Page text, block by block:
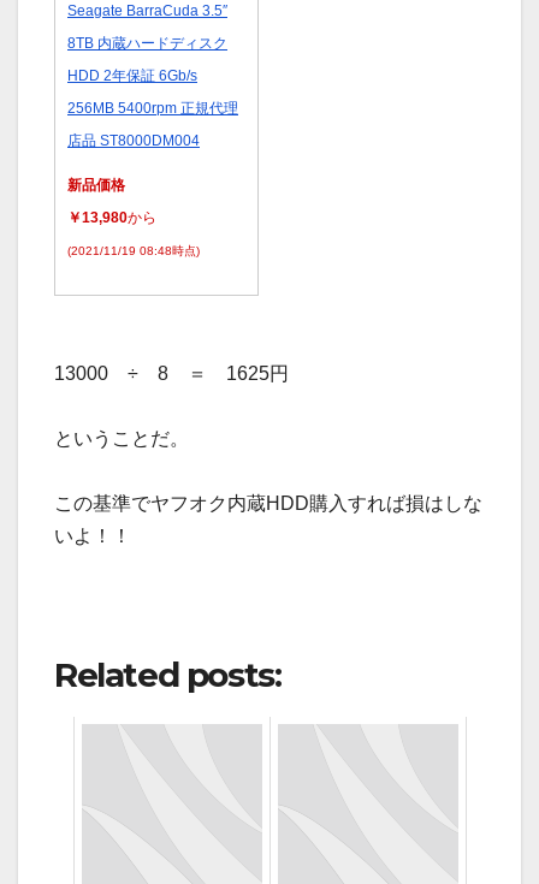
Seagate BarraCuda 3.5″
8TB 内蔵ハードディスク
HDD 2年保証 6Gb/s
256MB 5400rpm 正規代理
店品 ST8000DM004
新品価格
￥13,980から
(2021/11/19 08:48時点)
13000 ÷ 8 ＝ 1625円
ということだ。
この基準でヤフオク内蔵HDD購入すれば損はしな
いよ！！
Related posts: